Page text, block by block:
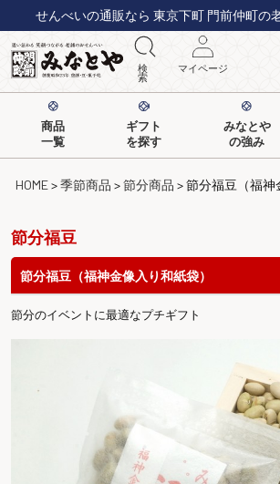
せんべいの通販なら 東京下町 門前仲町の
検
索
マイページ
商品
一覧
ギフト
を探す
みなとや
の強み
HOME 季節商品 節分商品 節分福豆（福神
節分福豆
節分福豆（福神金像入り和紙袋）
節分のイベントに最適なプチギフト